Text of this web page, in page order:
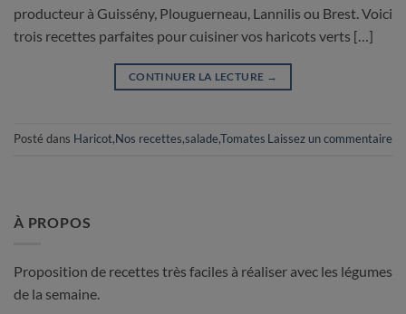
producteur à Guissény, Plouguerneau, Lannilis ou Brest. Voici
trois recettes parfaites pour cuisiner vos haricots verts […]
CONTINUER LA LECTURE →
Posté dans Haricot,Nos recettes,salade,Tomates Laissez un commentaire
À PROPOS
Proposition de recettes très faciles à réaliser avec les légumes
de la semaine.